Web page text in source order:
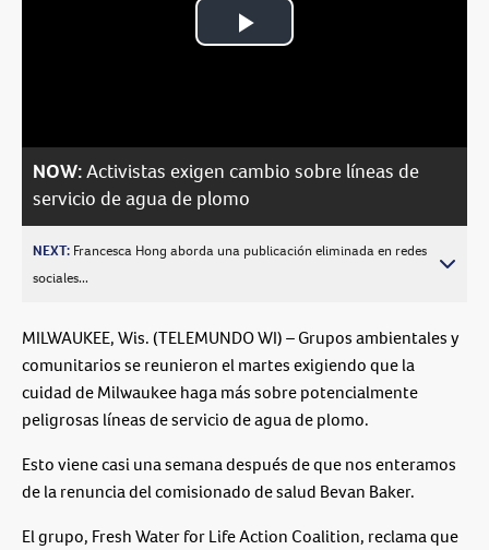
Play
NOW:Activistas exigen cambio sobre líneas de
servicio de agua de plomo
NEXT: Francesca Hong aborda una publicación eliminada en redes
sociales...
MILWAUKEE, Wis. (TELEMUNDO WI) – Grupos ambientales y
comunitarios se reunieron el martes exigiendo que la
cuidad de Milwaukee haga más sobre potencialmente
peligrosas líneas de servicio de agua de plomo.
Esto viene casi una semana después de que nos enteramos
de la renuncia del comisionado de salud Bevan Baker.
El grupo, Fresh Water for Life Action Coalition, reclama que